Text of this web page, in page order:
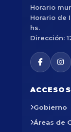
Horario
Horario de
hs.
Dirección:
Gobierno
Áreas de